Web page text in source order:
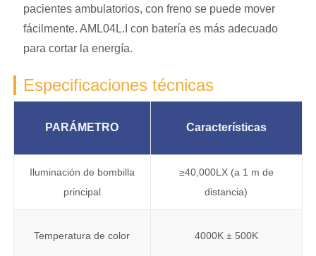
pacientes ambulatorios, con freno se puede mover
fácilmente. AML04L.I con batería es más adecuado
para cortar la energía.
Especificaciones técnicas
PARÁMETRO Características
Iluminación de bombilla
principal
≥40,000LX (a 1 m de
distancia)
Temperatura de color 4000K ± 500K